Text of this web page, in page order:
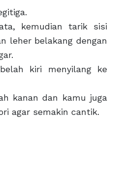
kemudian tarik sisi
leher belakang dengan
kiri menyilang ke
kanan dan kamu juga
agar semakin cantik.